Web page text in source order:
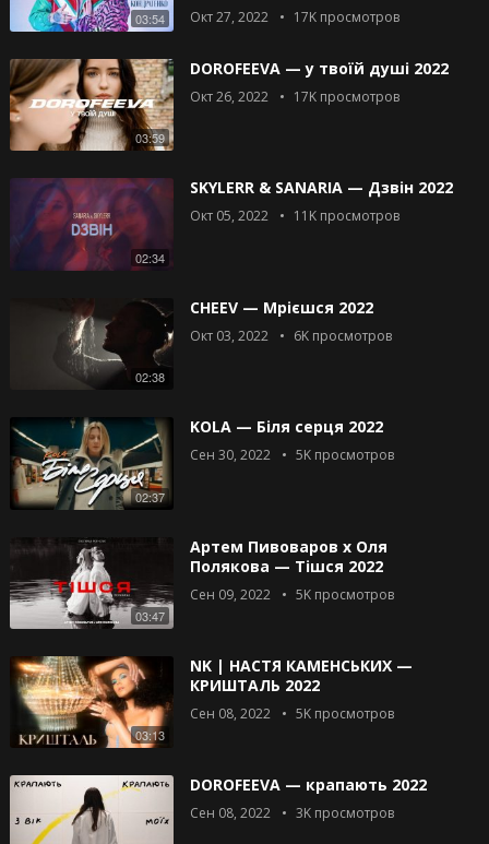
03:54 Окт 27, 2022 17Kпросмотров
03:59
DOROFEEVA — у твоїй душі 2022
Окт 26, 2022 17Kпросмотров
02:34
SKYLERR & SANARIA — Дзвін 2022
Окт 05, 2022 11Kпросмотров
02:38
CHEEV — Мрієшся 2022
Окт 03, 2022 6Kпросмотров
02:37
KOLA — Біля серця 2022
Сен 30, 2022 5Kпросмотров
03:47
Артем Пивоваров х Оля
Полякова — Тішся 2022
Сен 09, 2022 5Kпросмотров
03:13
NK | НАСТЯ КАМЕНСЬКИХ —
КРИШТАЛЬ 2022
Сен 08, 2022 5Kпросмотров
DOROFEEVA — крапають 2022
Сен 08, 2022 3Kпросмотров